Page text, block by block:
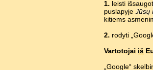
1. leisti
puslapyje Jūsų
kitiems
2. rodyti
Vartotojai iš
„Google“